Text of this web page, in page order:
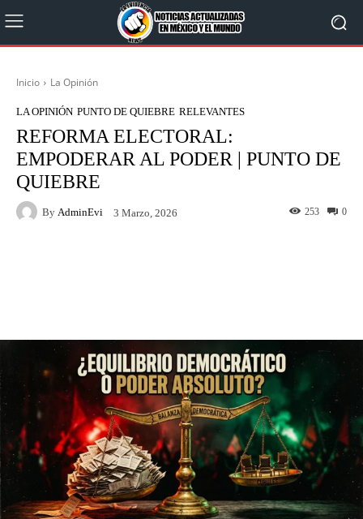
Inicio La Opinión
LA OPINIÓN PUNTO DE QUIEBRE RELEVANTES
REFORMA ELECTORAL:
EMPODERAR AL PODER | PUNTO DE
QUIEBRE
By AdminEvi 3 Marzo, 2026 0
253